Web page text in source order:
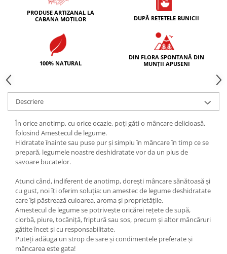
PRODUSE ARTIZANAL LA
CABANA MOȚILOR
DUPĂ REȚETELE BUNICII
100% NATURAL
DIN FLORA SPONTANĂ DIN
MUNȚII APUSENI
Descriere
În orice anotimp, cu orice ocazie, poți găti o mâncare delicioasă,
folosind Amestecul de legume.
Hidratate înainte sau puse pur și simplu în mâncare în timp ce se
prepară, legumele noastre deshidratate vor da un plus de
savoare bucatelor.
Atunci când, indiferent de anotimp, dorești mâncare sănătoasă și
cu gust, noi îți oferim soluția: un amestec de legume deshidratate
care își păstrează culoarea, aroma și proprietățile.
Amestecul de legume se potrivește oricărei rețete de supă,
ciorbă, piure, tocăniță, friptură sau sos, precum și altor mâncăruri
gătite încet și cu responsabilitate.
Puteți adăuga un strop de sare și condimentele preferate și
mâncarea este gata!